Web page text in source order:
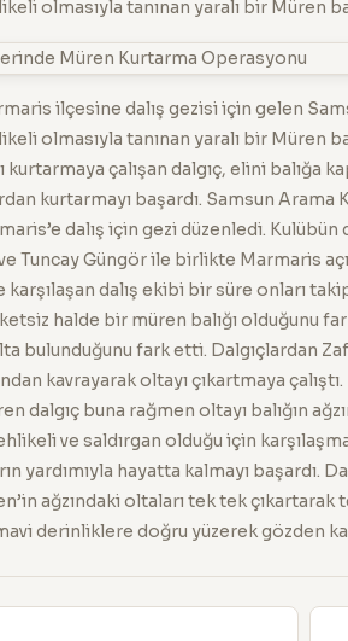
olmasıyla tanınan yaralı bir Müren
ilçesine dalış gezisi için gelen
olmasıyla tanınan yaralı bir Müren
kurtarmaya çalışan dalgıç, elini
kurtarmayı başardı. Samsun
dalış için gezi düzenledi. Kulübün
Tuncay Güngör ile birlikte Marmaris
karşılaşan dalış ekibi bir süre onları
halde bir müren balığı olduğunu
bulunduğunu fark etti. Dalgıçlardan
kavrayarak oltayı çıkartmaya
dalgıç buna rağmen oltayı balığın
ve saldırgan olduğu için
yardımıyla hayatta kalmayı başardı.
ağzındaki oltaları tek tek
derinliklere doğru yüzerek gözden